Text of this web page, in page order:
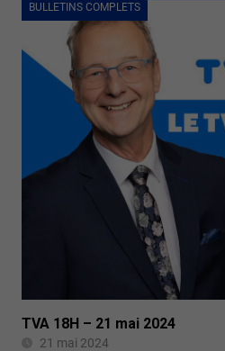
BULLETINS COMPLETS
TVA 18H – 21 mai 2024
21 mai 2024